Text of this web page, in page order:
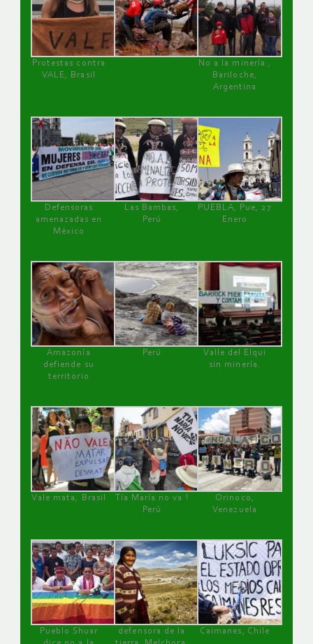
Protestas contra
VALE, Brasil
No a la minería ,
Bariloche,
Argentina
Defensoras
amenazadas en
México
Las Bambas,
Perú
PUEBLA, Pue, 27
Enero
Amazonía
defiende su
territorio
Perú
Valle del Elqui
sin minería.
Vale mata, Brasil
Tía María no va !
Perú
Orinoco,
Venezuela
Pueblo Shuar
defensora de la
Caimanes, Chile